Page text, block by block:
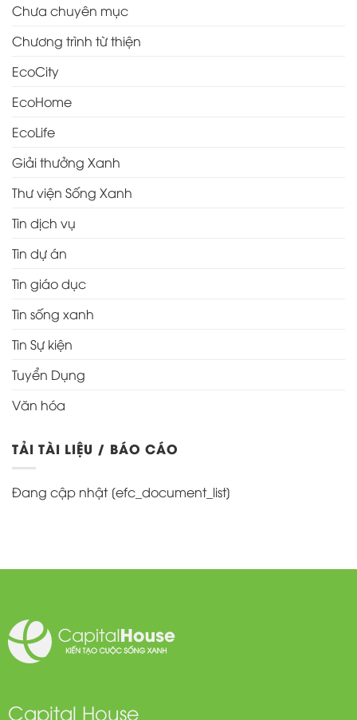
Chưa chuyên mục
Chương trình từ thiện
EcoCity
EcoHome
EcoLife
Giải thưởng Xanh
Thư viện Sống Xanh
Tin dịch vụ
Tin dự án
Tin giáo dục
Tin sống xanh
Tin Sự kiện
Tuyển Dụng
Văn hóa
TẢI TÀI LIỆU / BÁO CÁO
Đang cập nhật [efc_document_list]
Capital House